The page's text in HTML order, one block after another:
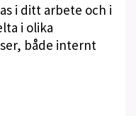
i ditt arbete och i
i olika
både internt